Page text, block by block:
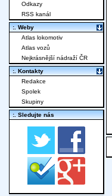
Odkazy
RSS kanál
:. Weby
Atlas lokomotiv
Atlas vozů
Nejkrásnější nádraží ČR
:. Kontakty
Redakce
Spolek
Skupiny
:. Sledujte nás